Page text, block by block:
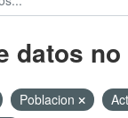
datos
Poblacion